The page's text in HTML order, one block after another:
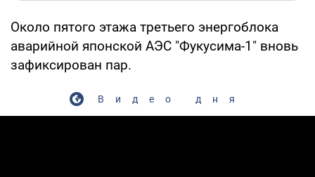
Около пятого этажа третьего энергоблока
аварийной японской АЭС "Фукусима-1" вновь
зафиксирован пар.
Видео дня